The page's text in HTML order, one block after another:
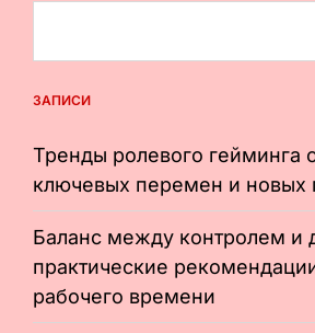
ЗАПИСИ
Тренды ролевого гейминга
ключевых перемен и новых
Баланс между контролем и
практические
рабочего времени